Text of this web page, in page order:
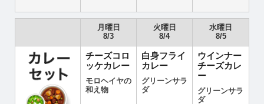
月曜日
8/3
火曜日
8/4
水曜日
8/5
チーズコロ
ッケカレー
モロヘイヤの
和え物
白身フライ
カレー
グリーンサラ
ダ
ウインナー
チーズカレ
ー
グリーンサラ
ダ